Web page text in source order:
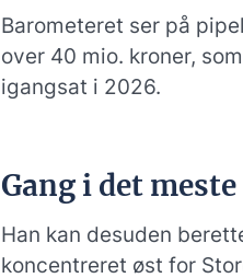
Barometeret ser på
over 40 mio. kroner,
igangsat i 2026.
Gang i det
Han kan desuden
koncentreret øst for